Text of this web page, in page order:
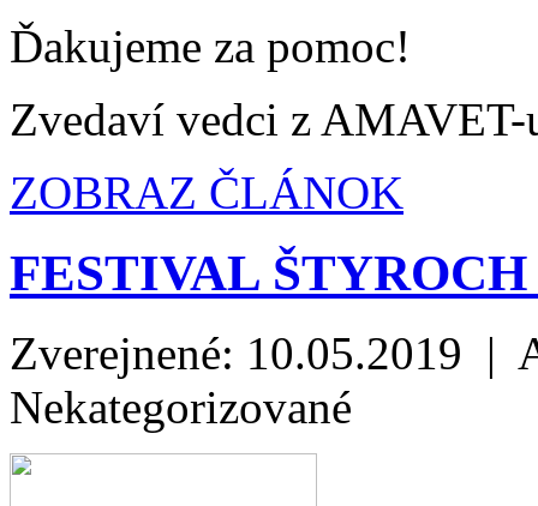
Ďakujeme za pomoc!
Zvedaví vedci z AMAVET-
ZOBRAZ ČLÁNOK
FESTIVAL
Zverejnené: 10.05.2019 |
Nekategorizované